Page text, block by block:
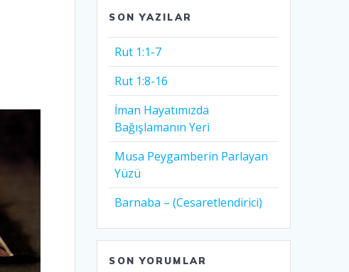
SON YAZILAR
Rut 1:1-7
Rut 1:8-16
İman Hayatımızda
Bağışlamanın Yeri
Musa Peygamberin Parlayan
Yüzü
Barnaba – (Cesaretlendirici)
SON YORUMLAR